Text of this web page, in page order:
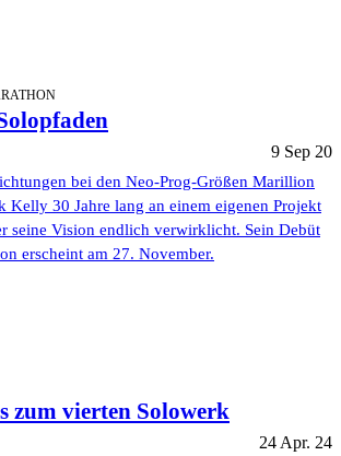
9 Sep 20
bei den Neo-Prog-Größen Marillion
Kelly 30 Jahre lang an einem eigenen Projekt
seine Vision endlich verwirklicht. Sein Debüt
erscheint am 27. November.
zum vierten Solowerk
24 Apr. 24